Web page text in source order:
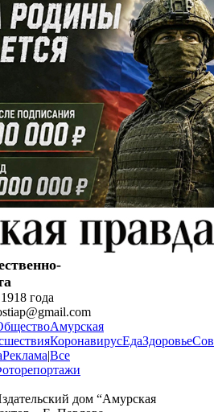
года
Амурская
КоронавирусЕдаЗдоровье
Реклама|Все
дом “Амурская